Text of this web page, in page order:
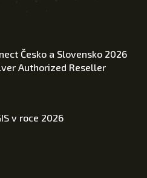
Česko a Slovensko 2026
Authorized Reseller
v roce 2026